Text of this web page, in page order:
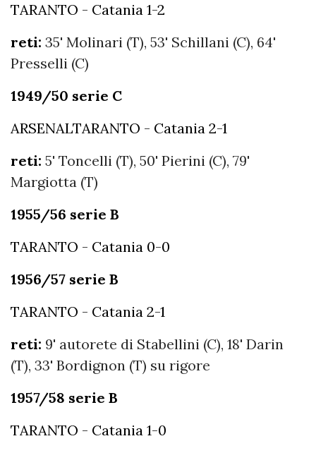
TARANTO - Catania 1-2
reti: 35' Molinari (T), 53' Schillani (C), 64'
Presselli (C)
1949/50 serie C
ARSENALTARANTO - Catania 2-1
reti: 5' Toncelli (T), 50' Pierini (C), 79'
Margiotta (T)
1955/56 serie B
TARANTO - Catania 0-0
1956/57 serie B
TARANTO - Catania 2-1
reti: 9' autorete di Stabellini (C), 18' Darin
(T), 33' Bordignon (T) su rigore
1957/58 serie B
TARANTO - Catania 1-0